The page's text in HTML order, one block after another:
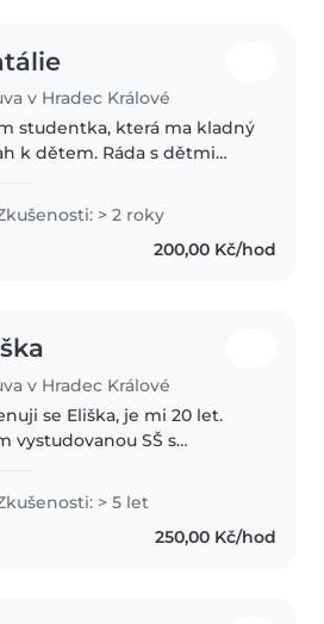
v Hradec Králové
studentka, která ma kladný
k dětem. Ráda s dětmi
zajímavý program. V
roce jsem také pro
pořádala výtvarné dílny k
> 2 roky
200,00 Kč/hod
v Hradec Králové
se Eliška, je mi 20 let.
vystudovanou SŠ s
dětí mám
zkušenost,
jsem i na letní tábory
> 5 let
250,00 Kč/hod